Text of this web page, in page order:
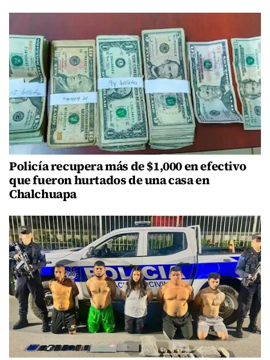
Policía recupera más de $1,000 en efectivo
que fueron hurtados de una casa en
Chalchuapa